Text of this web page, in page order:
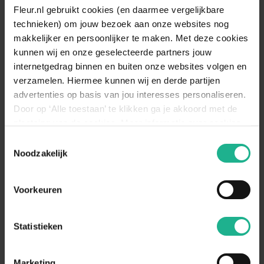
Fleur.nl gebruikt cookies (en daarmee vergelijkbare
technieken) om jouw bezoek aan onze websites nog
makkelijker en persoonlijker te maken. Met deze cookies
kunnen wij en onze geselecteerde partners jouw
internetgedrag binnen en buiten onze websites volgen en
verzamelen. Hiermee kunnen wij en derde partijen
advertenties op basis van jou interesses personaliseren.
Door op ‘Alle toestaan’ te klikken ga je akkoord met de
decookieverklaring op onze website.
Noodzakelijk
Voorkeuren
Statistieken
200-500 cm v.a. € 119,95 200-300 cm v.a. € 189,95
Toon
producten
Meidoorn – een charmante
De meidoorn (
) is een prachtige
voorjaarsbloeiende boom die met zijn sneeuwwitte of
vaak al in april of mei, wanneer de boom zijn takken vol zet
met bloesems die een delicate geur verspreiden. De